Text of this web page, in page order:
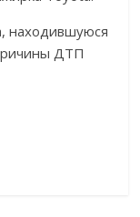
находившуюся
ДТП